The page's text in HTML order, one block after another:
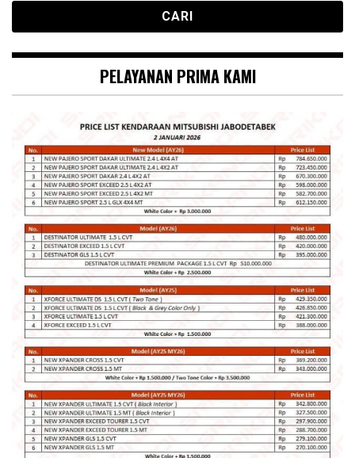
PELAYANAN PRIMA KAMI